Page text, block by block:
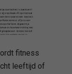
fitness
leeftijd of